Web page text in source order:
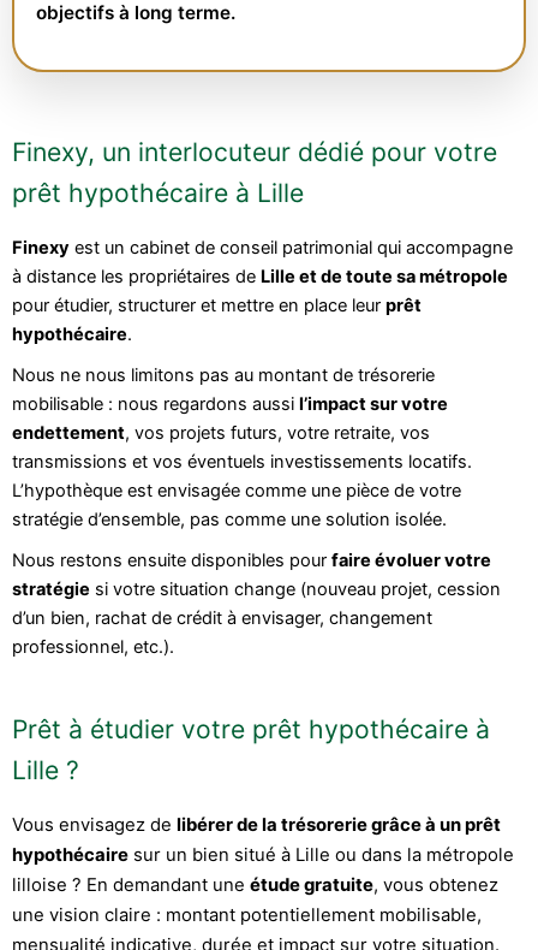
objectifs à long terme.
Finexy, un interlocuteur dédié pour votre
prêt hypothécaire à Lille
Finexy est un cabinet de conseil patrimonial qui accompagne
à distance les propriétaires de Lille et de toute sa métropole
pour étudier, structurer et mettre en place leur prêt
hypothécaire.
Nous ne nous limitons pas au montant de trésorerie
mobilisable : nous regardons aussi l’impact sur votre
endettement, vos projets futurs, votre retraite, vos
transmissions et vos éventuels investissements locatifs.
L’hypothèque est envisagée comme une pièce de votre
stratégie d’ensemble, pas comme une solution isolée.
Nous restons ensuite disponibles pour faire évoluer votre
stratégie si votre situation change (nouveau projet, cession
d’un bien, rachat de crédit à envisager, changement
professionnel, etc.).
Prêt à étudier votre prêt hypothécaire à
Lille ?
Vous envisagez de libérer de la trésorerie grâce à un prêt
hypothécaire sur un bien situé à Lille ou dans la métropole
lilloise ? En demandant une étude gratuite, vous obtenez
une vision claire : montant potentiellement mobilisable,
mensualité indicative, durée et impact sur votre situation.